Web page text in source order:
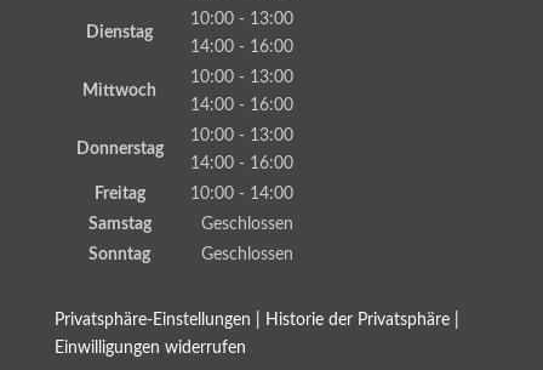
Dienstag
10:00 - 13:00
14:00 - 16:00
Mittwoch
10:00 - 13:00
14:00 - 16:00
Donnerstag
10:00 - 13:00
14:00 - 16:00
Freitag
10:00 - 14:00
Samstag
Geschlossen
Sonntag
Geschlossen
Privatsphäre-Einstellungen Historie der Privatsphäre
Einwilligungen widerrufen